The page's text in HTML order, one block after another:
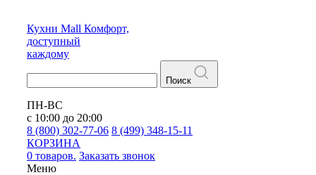
Кухни Mall Комфорт,
доступный
каждому
Поиск
ПН-ВС
с 10:00 до 20:00
8 (800) 302-77-06 8 (499) 348-15-11
КОРЗИНА
0 товаров. Заказать звонок
Меню